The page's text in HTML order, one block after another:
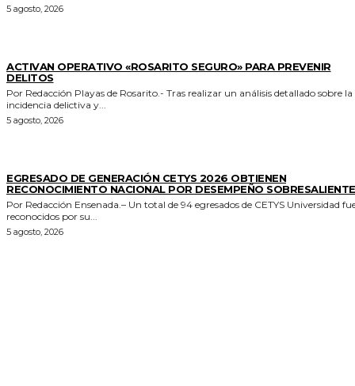
5 agosto, 2026
ACTIVAN OPERATIVO «ROSARITO SEGURO» PARA PREVENIR
DELITOS
Por Redacción Playas de Rosarito.- Tras realizar un análisis detallado sobre la
incidencia delictiva y...
5 agosto, 2026
EGRESADO DE GENERACIÓN CETYS 2026 OBTIENEN
RECONOCIMIENTO NACIONAL POR DESEMPEÑO SOBRESALIENTE
Por Redacción Ensenada.– Un total de 94 egresados de CETYS Universidad
reconocidos por su...
5 agosto, 2026